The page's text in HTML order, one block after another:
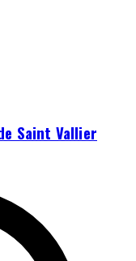
Saint Vallier